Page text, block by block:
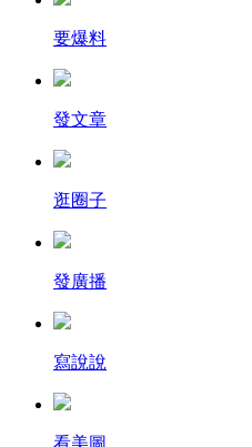
要爆料
發文章
逛圈子
發廣播
寫說說
看美圖